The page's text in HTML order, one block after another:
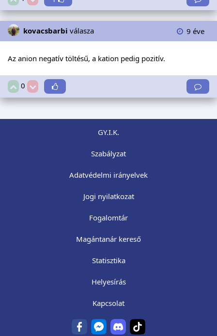
kovacsbarbi válasza 9 éve
Az anion negatív töltésű, a kation pedig pozitív.
0
GY.I.K.
Szabályzat
Adatvédelmi irányelvek
Jogi nyilatkozat
Fogalomtár
Magántanár kereső
Statisztika
Helyesírás
Kapcsolat